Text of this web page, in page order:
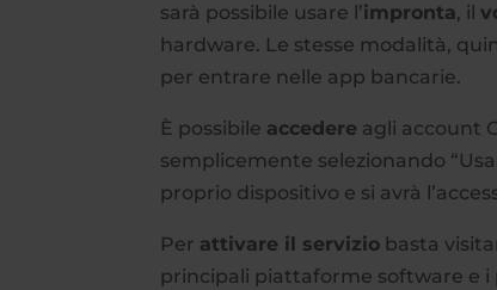
sarà possibile usare l’impronta, il
hardware. Le stesse modalità,
per entrare nelle app bancarie.
È possibile accedere agli account
semplicemente selezionando
proprio dispositivo e si avrà
Per attivare il servizio basta
principali piattaforme software e